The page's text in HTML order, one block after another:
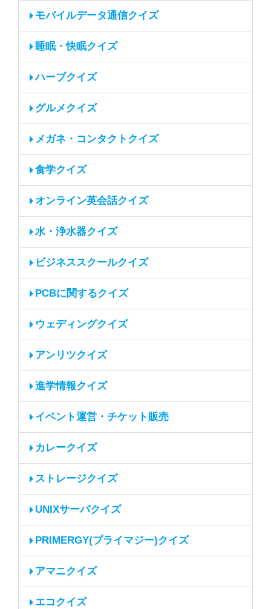
モバイルデータ通信クイズ
睡眠・快眠クイズ
ハーブクイズ
グルメクイズ
メガネ・コンタクトクイズ
食学クイズ
オンライン英会話クイズ
水・浄水器クイズ
ビジネススクールクイズ
PCBに関するクイズ
ウェディングクイズ
アンリツクイズ
進学情報クイズ
イベント運営・チケット販売
カレークイズ
ストレージクイズ
UNIXサーバクイズ
PRIMERGY(プライマジー)クイズ
アマニクイズ
エコクイズ